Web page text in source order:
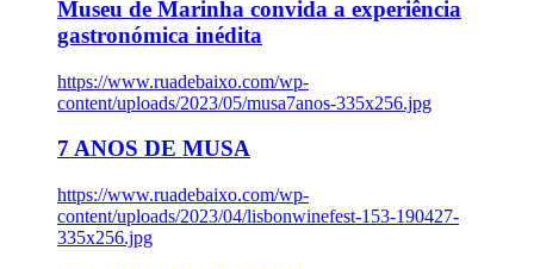
Museu de Marinha convida a experiência
gastronómica inédita
https://www.ruadebaixo.com/wp-
content/uploads/2023/05/musa7anos-335x256.jpg
7 ANOS DE MUSA
https://www.ruadebaixo.com/wp-
content/uploads/2023/04/lisbonwinefest-153-190427-
335x256.jpg